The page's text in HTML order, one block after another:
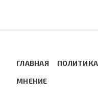
ГЛАВНАЯ ПОЛИТИКА
МНЕНИЕ